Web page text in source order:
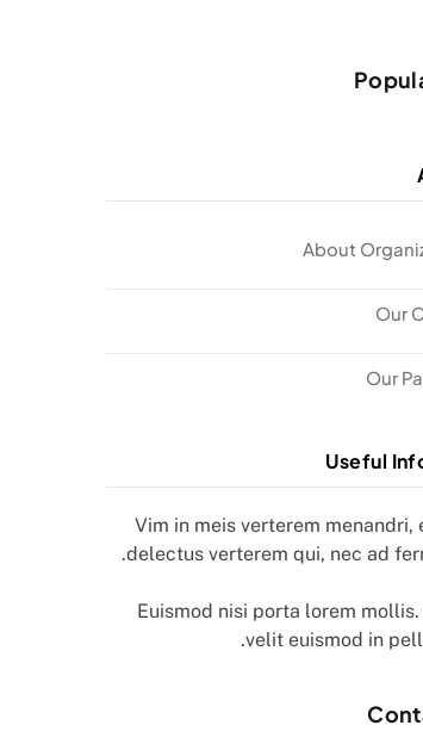
About
Our
Our
Useful
Vim in meis verterem menandri,
delectus verterem qui, nec ad
Euismod nisi porta lorem
velit euismod in